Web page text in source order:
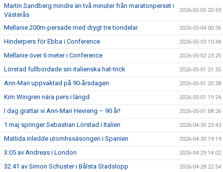
Martin Sandberg mindre än två minuter från maratonperset i
Västerås
2026-05-05 20:59
Mellanie 200m-persade med drygt tre tiondelar 2026-05-04 00:36
Hinderpers för Ebba i Conference 2026-05-03 10:48
Mellanie över 6 meter i Conference 2026-05-02 23:25
Lörstad fullbordade sin italienska hat-trick 2026-05-01 21:35
Ann-Mari uppvaktad på 90-årsdagen 2026-05-01 20:38
Kim Wingren nära pers i längd 2026-05-01 19:24
I dag grattar vi Ann-Mari Hevreng – 90 år! 2026-05-01 08:26
1 maj springer Sebastian Lörstad i Italien 2026-04-30 23:43
Matlida inledde utomhssäsongen i Spanien 2026-04-30 19:19
3:05 av Andreas i London 2026-04-29 14:02
32:41 av Simon Schuster i Bålsta Stadslopp 2026-04-28 22:54